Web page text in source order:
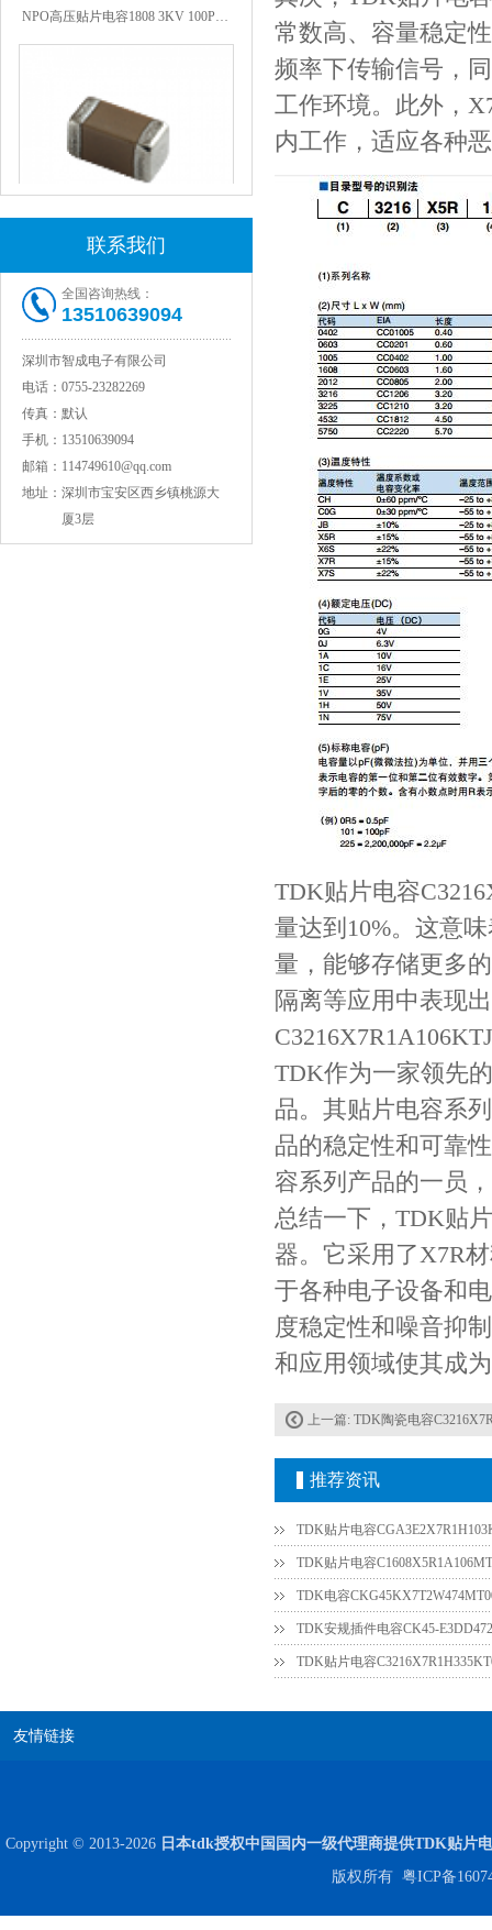
联系我们
全国咨询热线：
13510639094
深圳市智成电子有限公司
电话： 0755-23282269
传真： 默认
手机： 13510639094
邮箱： 114749610@qq.com
地址： 深圳市宝安区西乡镇桃源大
厦3层
常数高、容量稳定
频率下传输信号，
工作环境。此外，
内工作，适应各种
TDK贴片电容
量达到10%。这意
量，能够存储更多
隔离等应用中表现
TDK作为一家领先
品。其贴片电容系
品的稳定性和可靠
容系列产品的一员
总结一下，TDK贴
器。它采用了X7R
于各种电子设备和
度稳定性和噪音抑
和应用领域使其成
上一篇: TDK陶瓷电容
推荐资讯
TDK贴片电容
TDK贴片电容
TDK电容
TDK贴片电容
友情链接
Copyright © 2013-2026 日本tdk授权中国国内一级代理商提供TDK贴片
版权所有 粤ICP备